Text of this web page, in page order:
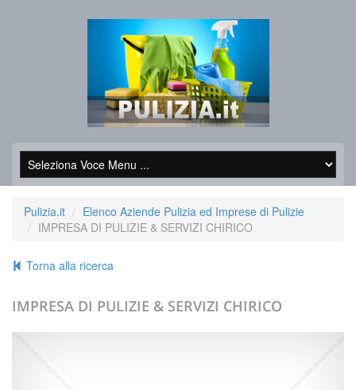
Pulizia.it
Elenco Aziende Pulizia ed Imprese di Pulizie
IMPRESA DI PULIZIE & SERVIZI CHIRICO
Torna alla ricerca
IMPRESA DI PULIZIE & SERVIZI CHIRICO